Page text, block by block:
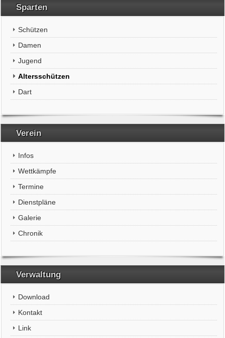
Sparten
Schützen
Damen
Jugend
Altersschützen
Dart
Verein
Infos
Wettkämpfe
Termine
Dienstpläne
Galerie
Chronik
Verwaltung
Download
Kontakt
Link